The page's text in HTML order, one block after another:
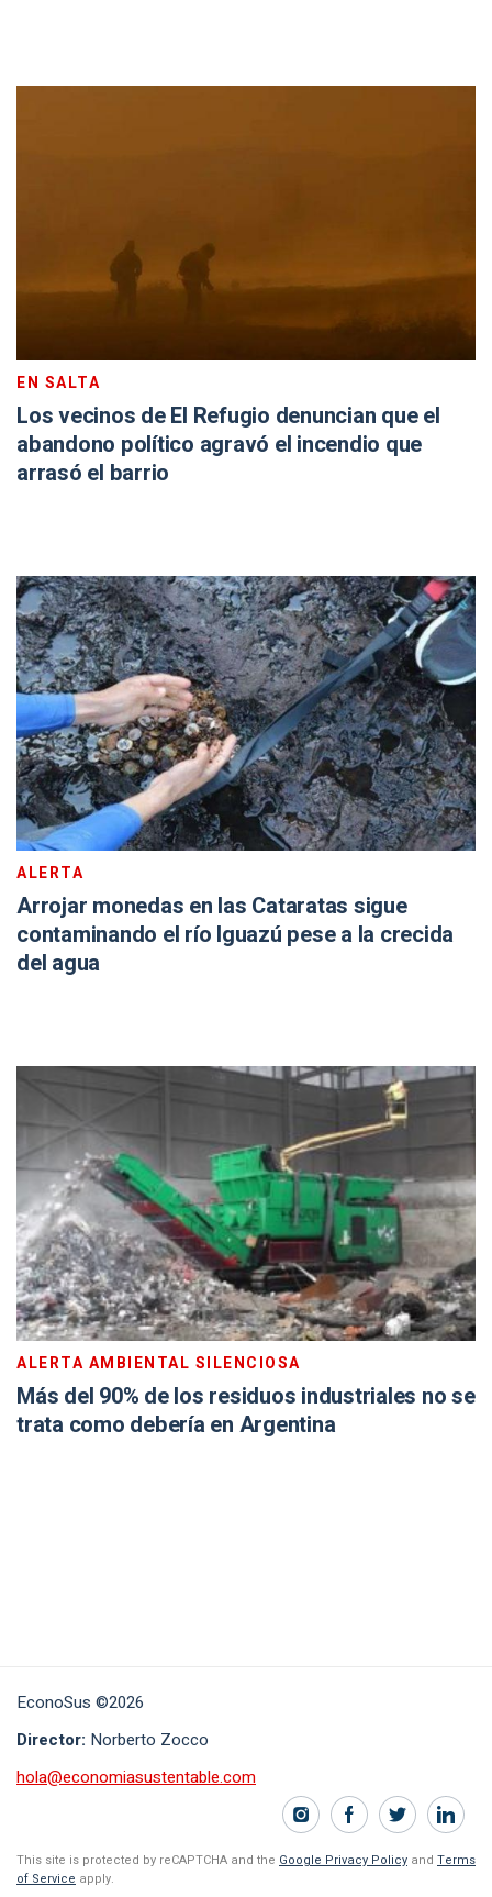
EN SALTA
Los vecinos de El Refugio denuncian que el
abandono político agravó el incendio que
arrasó el barrio
ALERTA
Arrojar monedas en las Cataratas sigue
contaminando el río Iguazú pese a la crecida
del agua
ALERTA AMBIENTAL SILENCIOSA
Más del 90% de los residuos industriales no se
trata como debería en Argentina
EconoSus ©2026
Director: Norberto Zocco
hola@economiasustentable.com
This site is protected by reCAPTCHA and the Google Privacy Policy and Terms
of Service apply.